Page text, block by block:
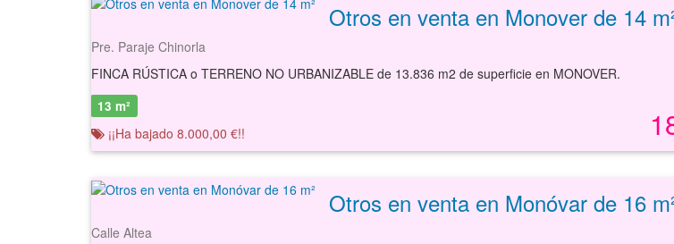
Otros en venta en Monover de 14
Pre. Paraje Chinorla
FINCA RÚSTICA o TERRENO NO URBANIZABLE de 13.836 m2 de superficie en MONOVER.
13 m²
¡¡Ha bajado 8.000,00 €!!
Otros en venta en Monóvar de 16
Calle Altea